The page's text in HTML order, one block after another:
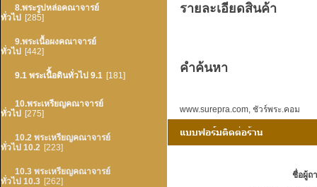
8.พระรูปหล่อคณาจารย์
ทั่วไป
[285]
9.พระเนื้อผงคณาจารย์
ทั่วไป
[442]
9.1 พระเนืิ้อดินทั่วไป 9.1 [181]
10.พระเหรียญคณาจารย์
ทั่วไป
[275]
10.2 พระเหรียญคณาจารย์
ทั่วไป 10.2 [223]
10.3 พระเหรียญคณาจารย์
ทั่วไป 10.3 [262]
รายละเอียดสินค้า
คำค้นหา
www.surepra.com ชัวร์พระ.คอม
ชื่อผู้ถ